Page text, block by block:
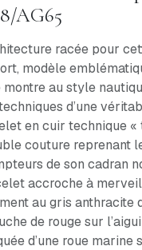
AG65
racée pour
modèle
montre au style
d’une
en cuir technique «
couture reprenant
de son cadran
accroche à
au gris anthracite
de rouge sur
d’une roue marine